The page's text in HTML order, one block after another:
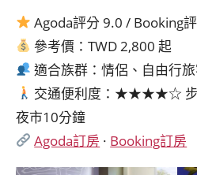
Agoda評分 9.0 / Booking
參考價：TWD 2,800 起
適合族群：情侶、自由行
交通便利度：★★★★☆ 步
夜市10分鐘
Agoda訂房 · Booking訂房